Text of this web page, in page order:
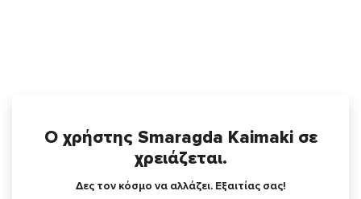
Ο χρήστης Smaragda Kaimaki σε
χρειάζεται.
Δες τον κόσμο να αλλάζει. Εξαιτίας σας!